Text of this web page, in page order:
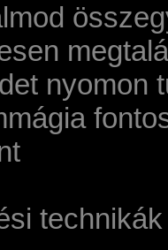
nyomon
technikák